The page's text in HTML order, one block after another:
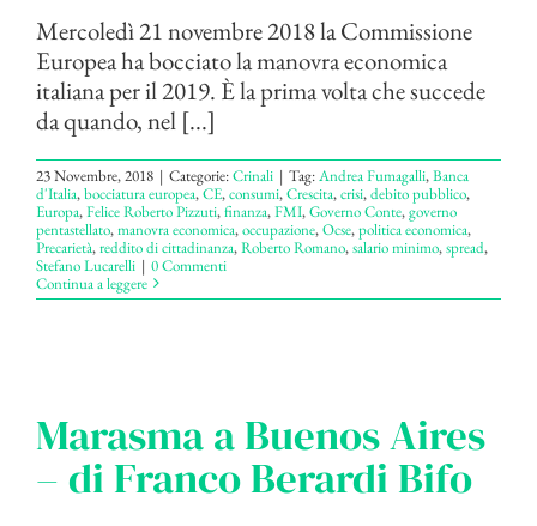
Mercoledì 21 novembre 2018 la Commissione
Europea ha bocciato la manovra economica
italiana per il 2019. È la prima volta che succede
da quando, nel [...]
23 Novembre, 2018 | Categorie:Crinali | Tag:Andrea Fumagalli,Banca
d'Italia,bocciatura europea,CE,consumi,Crescita,crisi,debito pubblico,
Europa,Felice Roberto Pizzuti,finanza,FMI,Governo Conte,governo
pentastellato,manovra economica,occupazione,Ocse,politica economica,
Precarietà,reddito di cittadinanza,Roberto Romano,salario minimo,spread,
Stefano Lucarelli | 0 Commenti
Continua a leggere
Marasma a Buenos Aires
– di Franco Berardi Bifo